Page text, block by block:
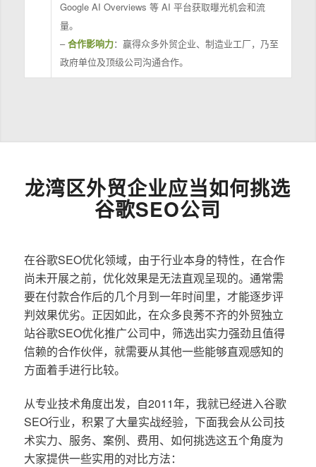
Google AI Overviews 等 AI 平台获取曝光机会和流
量。
–合作影响力：赢得众多外贸企业、制造业工厂，乃至
政府单位及顶级公司沟通合作。
龙湾区外贸企业应当如何挑选
谷歌SEO公司
在谷歌SEO优化领域，由于行业本身的特性，在合作
尚未开展之前，优化效果是无法直观呈现的。通常需
要在付款合作后的几个月到一年时间里，才能逐步评
判效果优劣。正因如此，在众多良莠不齐的外贸独立
站谷歌SEO优化推广公司中，筛选出实力强劲且值得
信赖的合作伙伴，就需要从其他一些能够直观感知的
方面着手进行比较。
从专业技术角度出发，自2011年，我就已经进入谷歌
SEO行业，积累了大量实战经验，下面我会从公司技
术实力、服务、案例、费用、如何挑选这五个角度为
大家提供一些实用的对比方法：